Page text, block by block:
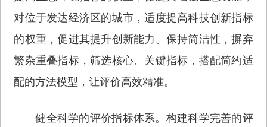
对位于发达经济区的城市，适度提高科技创新指标
的权重，促进其提升创新能力。保持简洁性，摒弃
繁杂重叠指标，筛选核心、关键指标，搭配简约适
配的方法模型，让评价高效精准。
健全科学的评价指标体系。构建科学完善的评